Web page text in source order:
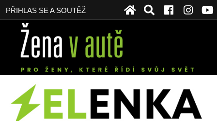
PŘIHLAS SE A SOUTĚŽ